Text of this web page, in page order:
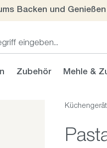
Backen und
Zubehör Mehle &